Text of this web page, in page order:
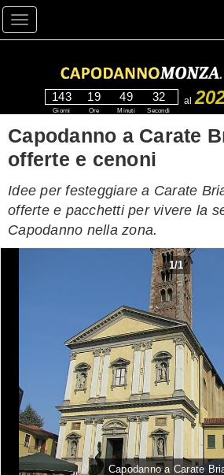
Toggle navigation
143
Giorni
19
Ore
49
Minuti
31
Secondi
al
Capodanno a Carate
offerte e cenoni
Idee per festeggiare a Carate
offerte e pacchetti per vivere la
Capodanno nella zona.
1/1
Capodanno a Carate